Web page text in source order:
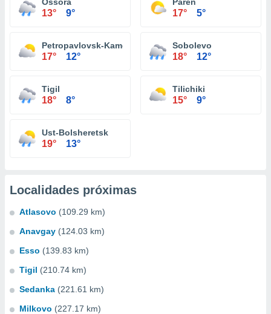
13° 9° 17° 5°
Petropavlovsk-Kamchatskiy
17° 12°
Sobolevo
18° 12°
Tigil
18° 8°
Tilichiki
15° 9°
Ust-Bolsheretsk
19° 13°
Localidades próximas
Atlasovo (109.29 km)
Anavgay (124.03 km)
Esso (139.83 km)
Tigil (210.74 km)
Sedanka (221.61 km)
Milkovo (227.17 km)